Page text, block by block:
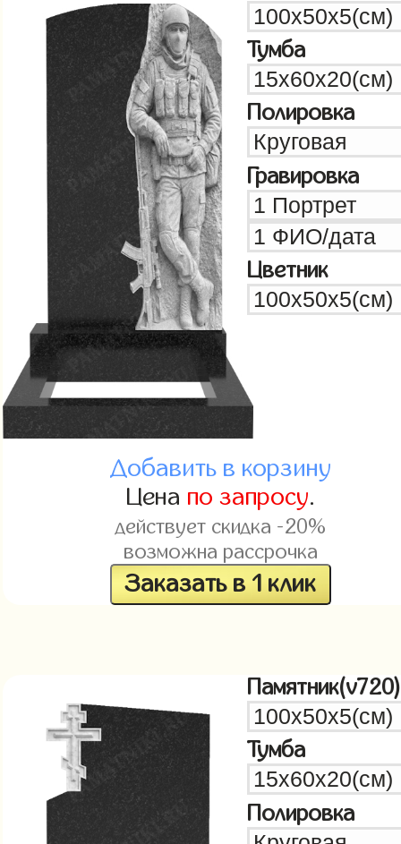
Тумба
Полировка
Гравировка
Цветник
Добавить в корзину
Цена по запросу.
действует скидка -20%
возможна рассрочка
Заказать в 1 клик
Памятник(v720)
Тумба
Полировка